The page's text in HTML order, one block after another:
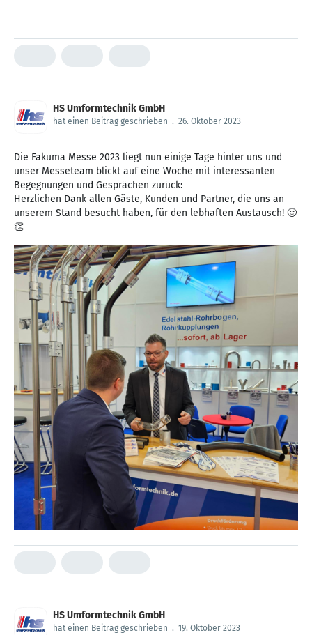
HS Umformtechnik GmbH
hat einen Beitrag geschrieben . 26. Oktober 2023
Die Fakuma Messe 2023 liegt nun einige Tage hinter uns und
unser Messeteam blickt auf eine Woche mit interessanten
Begegnungen und Gesprächen zurück:
Herzlichen Dank allen Gäste, Kunden und Partner, die uns an
unserem Stand besucht haben, für den lebhaften Austausch! 🙂
👏
HS Umformtechnik GmbH
hat einen Beitrag geschrieben . 19. Oktober 2023